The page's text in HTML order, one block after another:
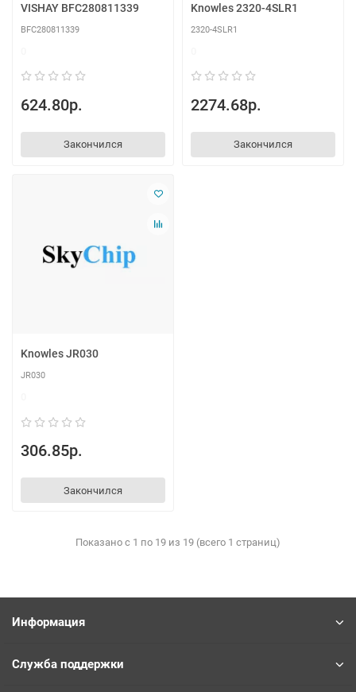
VISHAY BFC280811339
BFC280811339
624.80р.
Закончился
Knowles 2320-4SLR1
2320-4SLR1
2274.68р.
Закончился
Knowles JR030
JR030
306.85р.
Закончился
Показано с 1 по 19 из 19 (всего 1 страниц)
Информация
Служба поддержки